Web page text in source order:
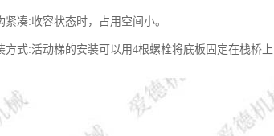
紧凑:收容状态时，占用空间小。
方式:活动梯的安装可以用4根螺栓将底板固定在栈桥